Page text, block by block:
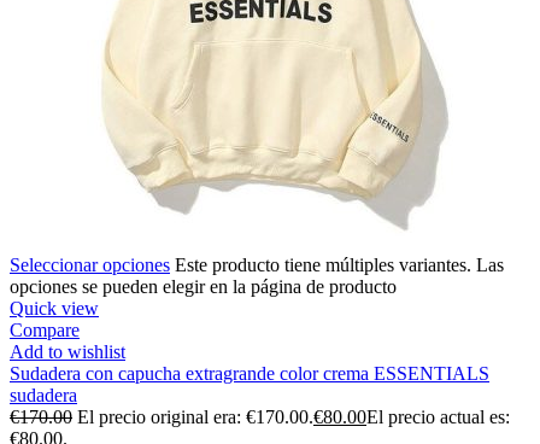
Seleccionar opciones Este producto tiene múltiples variantes. Las
opciones se pueden elegir en la página de producto
Quick view
Compare
Add to wishlist
Sudadera con capucha extragrande color crema ESSENTIALS
sudadera
€170.00 El precio original era: €170.00.€80.00El precio actual es:
€80.00.